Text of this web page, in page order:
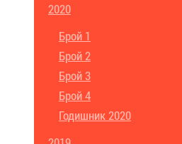
2020
Брой 1
Брой 2
Брой 3
Брой 4
Годишник 2020